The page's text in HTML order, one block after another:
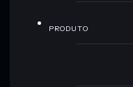
PRODUTO